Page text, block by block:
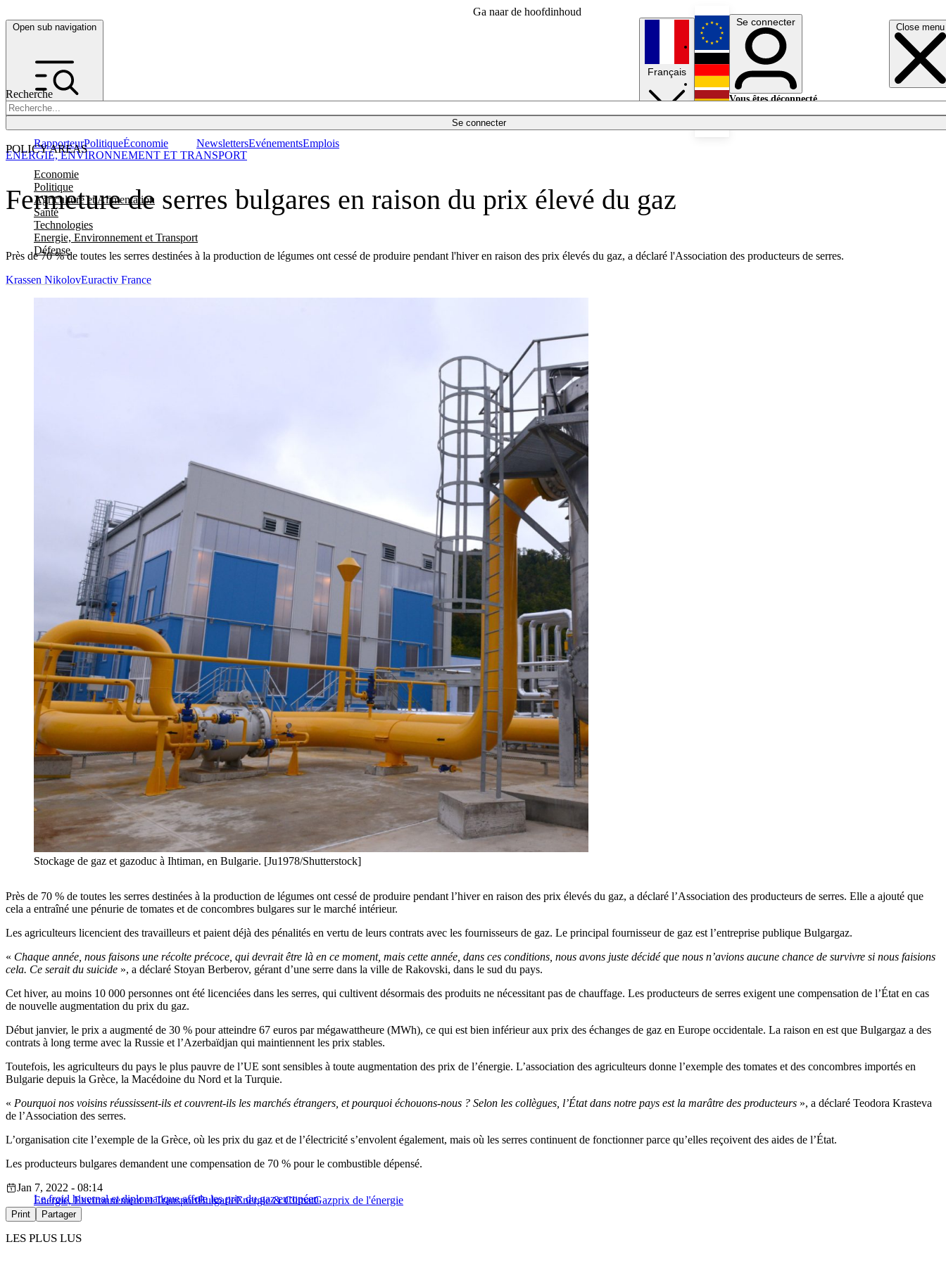
Ga naar de hoofdinhoud
Open sub navigation Close menu
Recherche
Se connecter
POLICY AREAS
Economie
Politique
Agriculture et Alimentation
Santé
Technologies
Energie, Environnement et Transport
Défense
RapporteurPolitiqueÉconomie NewslettersEvénementsEmplois
Français
English
Deutsch
Se connecter
Vous êtes déconnecté.
Fermeture de serres bulgares en raison du prix élevé du gaz
Près de 70 % de toutes les serres destinées à la production de légumes ont cessé de produire pendant l'hiver en raison des prix élevés du gaz, a déclaré l'Association des producteurs de serres.
ENERGIE, ENVIRONNEMENT ET TRANSPORT
Krassen NikolovEuractiv France
Stockage de gaz et gazoduc à Ihtiman, en Bulgarie. [Ju1978/Shutterstock]
Près de 70 % de toutes les serres destinées à la production de légumes ont cessé de produire pendant l’hiver en raison des prix élevés du gaz, a déclaré l’Association des producteurs de serres. Elle a ajouté que
cela a entraîné une pénurie de tomates et de concombres bulgares sur le marché intérieur.
Les agriculteurs licencient des travailleurs et paient déjà des pénalités en vertu de leurs contrats avec les fournisseurs de gaz. Le principal fournisseur de gaz est l’entreprise publique Bulgargaz.
« Chaque année, nous faisons une récolte précoce, qui devrait être là en ce moment, mais cette année, dans ces conditions, nous avons juste décidé que nous n’avions aucune chance de survivre si nous faisions
cela. Ce serait du suicide », a déclaré Stoyan Berberov, gérant d’une serre dans la ville de Rakovski, dans le sud du pays.
Cet hiver, au moins 10 000 personnes ont été licenciées dans les serres, qui cultivent désormais des produits ne nécessitant pas de chauffage. Les producteurs de serres exigent une compensation de l’État en cas
de nouvelle augmentation du prix du gaz.
Début janvier, le prix a augmenté de 30 % pour atteindre 67 euros par mégawattheure (MWh), ce qui est bien inférieur aux prix des échanges de gaz en Europe occidentale. La raison en est que Bulgargaz a des
contrats à long terme avec la Russie et l’Azerbaïdjan qui maintiennent les prix stables.
Toutefois, les agriculteurs du pays le plus pauvre de l’UE sont sensibles à toute augmentation des prix de l’énergie. L’association des agriculteurs donne l’exemple des tomates et des concombres importés en
Bulgarie depuis la Grèce, la Macédoine du Nord et la Turquie.
« Pourquoi nos voisins réussissent-ils et couvrent-ils les marchés étrangers, et pourquoi échouons-nous ? Selon les collègues, l’État dans notre pays est la marâtre des producteurs », a déclaré Teodora Krasteva
de l’Association des serres.
L’organisation cite l’exemple de la Grèce, où les prix du gaz et de l’électricité s’envolent également, mais où les serres continuent de fonctionner parce qu’elles reçoivent des aides de l’État.
Les producteurs bulgares demandent une compensation de 70 % pour le combustible dépensé.
Le froid hivernal et diplomatique affole les prix du gaz européen
Jan 7, 2022 - 08:14
Energie, Environnement et TransportBulgarieEnergie & ClimatGazprix de l'énergie
Print Partager
LES PLUS LUS